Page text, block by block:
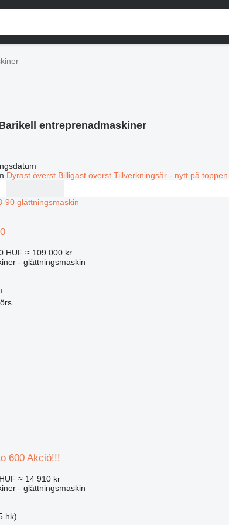
entreprenadmaskiner
Dyrast överst Billigast överst Tillverkningsår - nytt på toppen
HUF ≈ 109 000 kr
- glättningsmaskin
600 Akció!!!
≈ 14 910 kr
- glättningsmaskin
hk)